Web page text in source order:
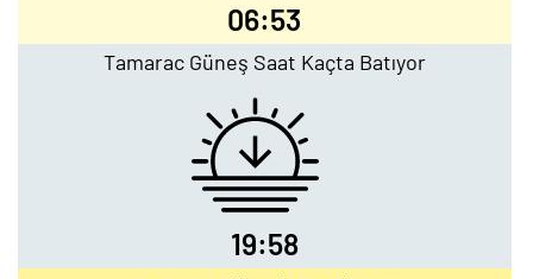
06:53
Tamarac Güneş Saat Kaçta Batıyor
19:58